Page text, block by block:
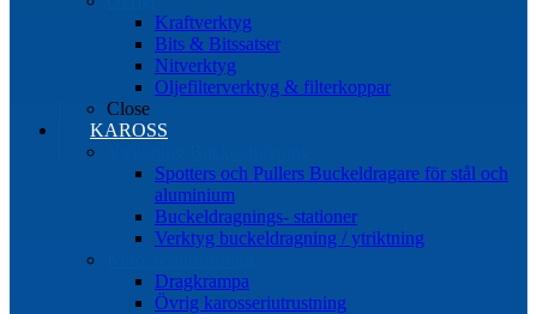
Kraftverktyg
Bits & Bitssatser
Nitverktyg
Oljefilterverktyg & filterkoppar
Close
KAROSS
Spotters och Pullers Buckeldragare för stål och
aluminium
Buckeldragnings- stationer
Verktyg buckeldragning / ytriktning
Dragkrampa
Övrig karosseriutrustning